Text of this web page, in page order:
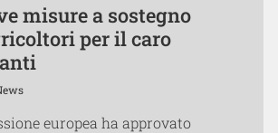
misure a sostegno
per il caro
europea ha approvato